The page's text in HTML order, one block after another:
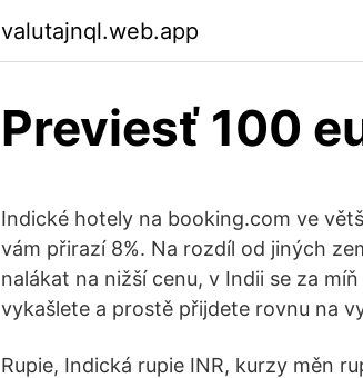
valutajnql.web.app
Previesť 100
Indické hotely na booking.com ve
vám přirazí 8%. Na rozdíl od jiných
nalákat na nižší cenu, v Indii se za
vykašlete a prostě přijdete rovnu na
Rupie, Indická rupie INR, kurzy měn